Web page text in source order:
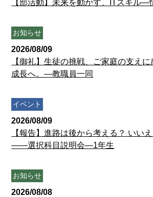
【部活動】未来を動かす、ITスキル―
お知らせ
2026/08/09
【御礼】生徒の挑戦、ご家庭の支え
成長へ。―教職員一同
イベント
2026/08/09
【報告】進路は後から考える？ いいえ
――選択科目説明会―1年生
お知らせ
2026/08/08